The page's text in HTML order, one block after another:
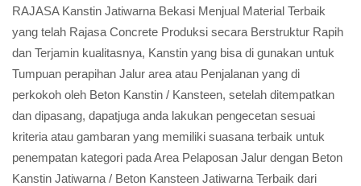
RAJASA Kanstin Jatiwarna Bekasi Menjual Material Terbaik
yang telah Rajasa Concrete Produksi secara Berstruktur Rapih
dan Terjamin kualitasnya, Kanstin yang bisa di gunakan untuk
Tumpuan perapihan Jalur area atau Penjalanan yang di
perkokoh oleh Beton Kanstin / Kansteen, setelah ditempatkan
dan dipasang, dapatjuga anda lakukan pengecetan sesuai
kriteria atau gambaran yang memiliki suasana terbaik untuk
penempatan kategori pada Area Pelaposan Jalur dengan Beton
Kanstin Jatiwarna / Beton Kansteen Jatiwarna Terbaik dari